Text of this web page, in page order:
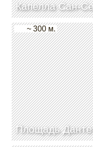
Капелла Сан-
Площадь Данте
~ 300 м.